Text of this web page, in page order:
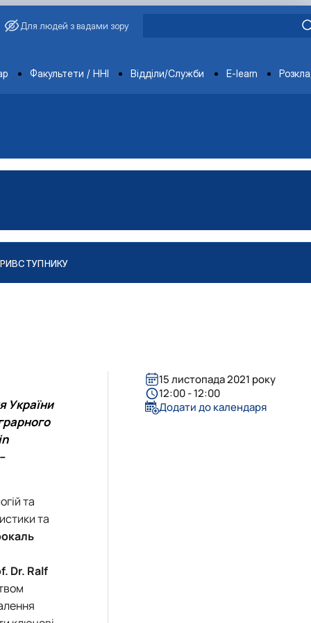
Для людей з вадами зору
Факультети / ННІ Відділи/Служби E-learn
ВСТУПНИКУ
України
та
та
Dr. Ralf
15 листопада 2021 року
12:00 - 12:00
Додати до календаря